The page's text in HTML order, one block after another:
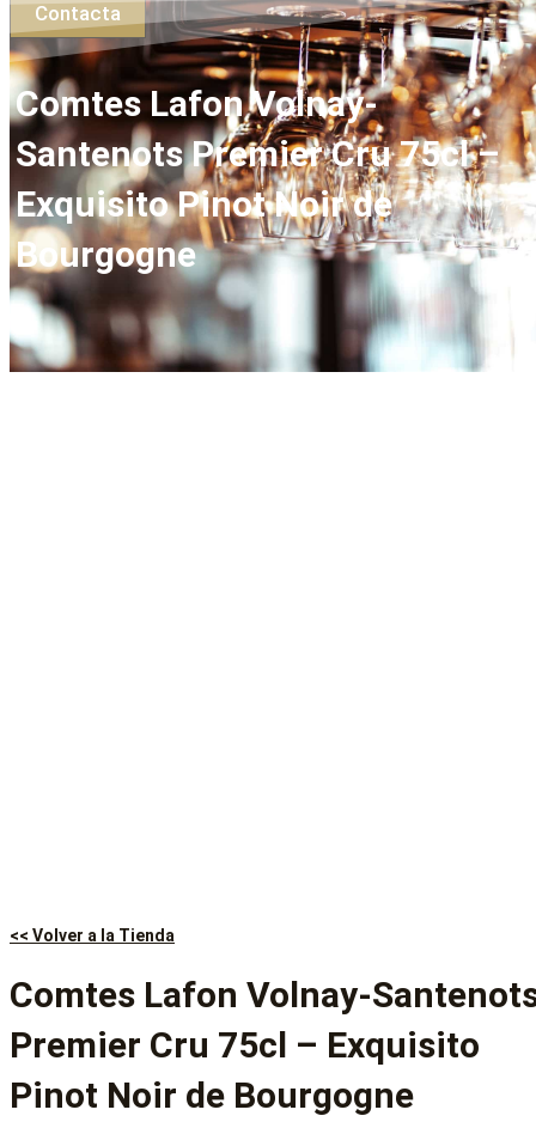
Contacta
Comtes Lafon Volnay-
Santenots Premier Cru 75cl –
Exquisito Pinot Noir de
Bourgogne
<< Volver a la Tienda
Comtes Lafon Volnay-
Premier Cru 75cl – Exquisito
Pinot Noir de Bourgogne